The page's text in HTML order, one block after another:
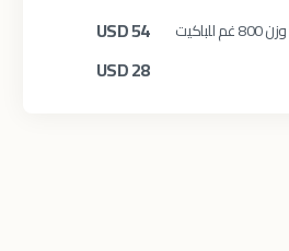
54
USD
28
USD